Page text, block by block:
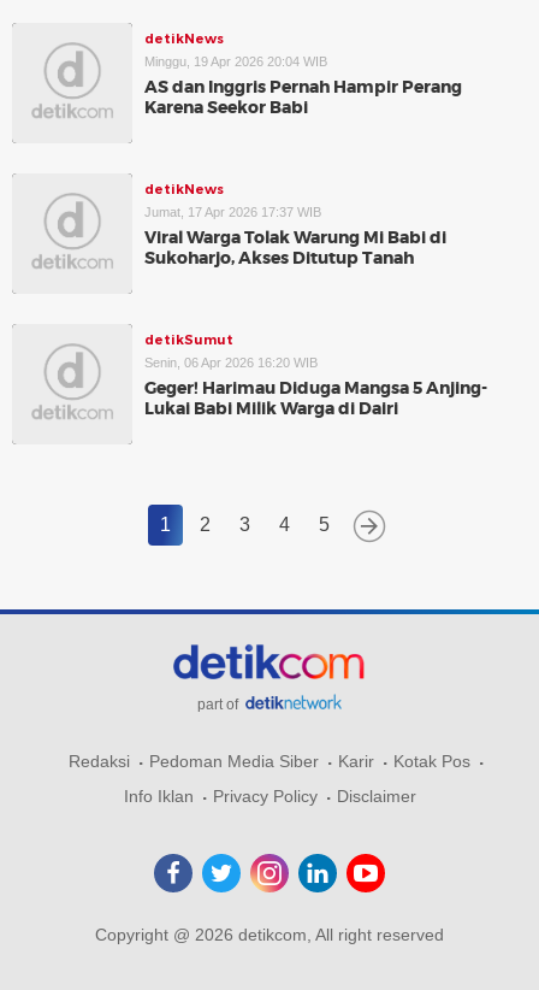
detikNews
Minggu, 19 Apr 2026 20:04 WIB
AS dan Inggris Pernah Hampir Perang
Karena Seekor Babi
detikNews
Jumat, 17 Apr 2026 17:37 WIB
Viral Warga Tolak Warung Mi Babi di
Sukoharjo, Akses Ditutup Tanah
detikSumut
Senin, 06 Apr 2026 16:20 WIB
Geger! Harimau Diduga Mangsa 5 Anjing-
Lukai Babi Milik Warga di Dairi
1 2 3 4 5
part of
Redaksi Pedoman Media Siber Karir
Kotak Pos
Info Iklan
Privacy Policy Disclaimer
Copyright @ 2026 detikcom, All right reserved